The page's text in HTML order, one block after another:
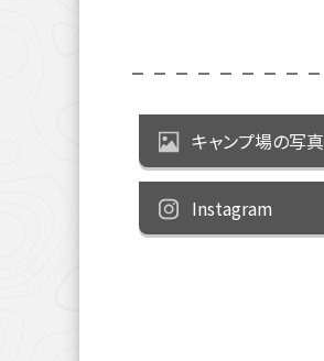
キャンプ場の写真
Instagram